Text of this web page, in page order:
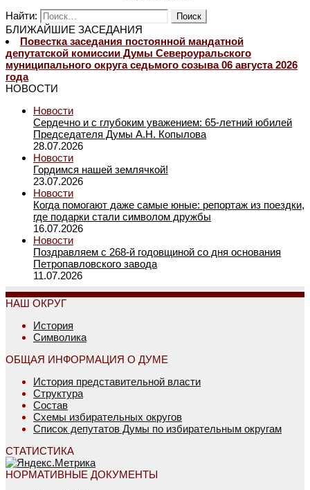
Найти:
БЛИЖАЙШИЕ ЗАСЕДАНИЯ
Повестка заседания постоянной мандатной
депутатской комиссии Думы Североуральского
муниципального округа седьмого созыва 06 августа 2026
года
НОВОСТИ
Новости
Сердечно и с глубоким уважением: 65-летний юбилей
Председателя Думы А.Н. Копылова
28.07.2026
Новости
Гордимся нашей землячкой!
23.07.2026
Новости
Когда помогают даже самые юные: репортаж из поездки,
где подарки стали символом дружбы
16.07.2026
Новости
Поздравляем с 268-й годовщиной со дня основания
Петропавловского завода
11.07.2026
НАШ ОКРУГ
История
Символика
ОБЩАЯ ИНФОРМАЦИЯ О ДУМЕ
История представительной власти
Структура
Состав
Схемы избирательных округов
Список депутатов Думы по избирательным округам
СТАТИСТИКА
НОРМАТИВНЫЕ ДОКУМЕНТЫ